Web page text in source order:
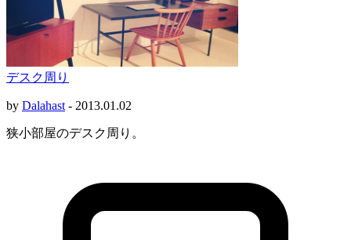
デスク周り
by Dalahast - 2013.01.02
狭小部屋のデスク周り。